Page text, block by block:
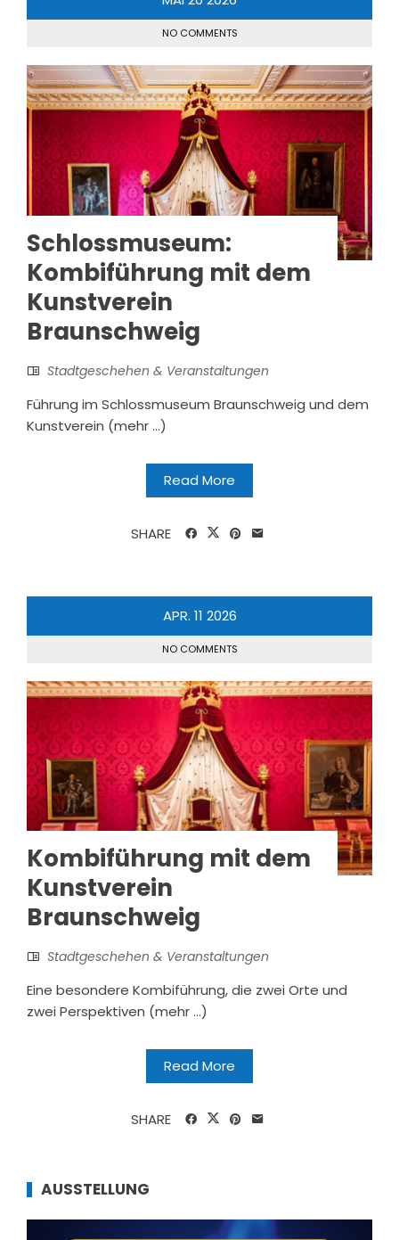
NO COMMENTS
Schlossmuseum:
Kombiführung mit dem
Kunstverein
Braunschweig
Stadtgeschehen & Veranstaltungen
Führung im Schlossmuseum Braunschweig und dem
Kunstverein (mehr …)
Read More
SHARE
APR. 11 2026
NO COMMENTS
Kombiführung mit dem
Kunstverein
Braunschweig
Stadtgeschehen & Veranstaltungen
Eine besondere Kombiführung, die zwei Orte und
zwei Perspektiven (mehr …)
Read More
SHARE
AUSSTELLUNG